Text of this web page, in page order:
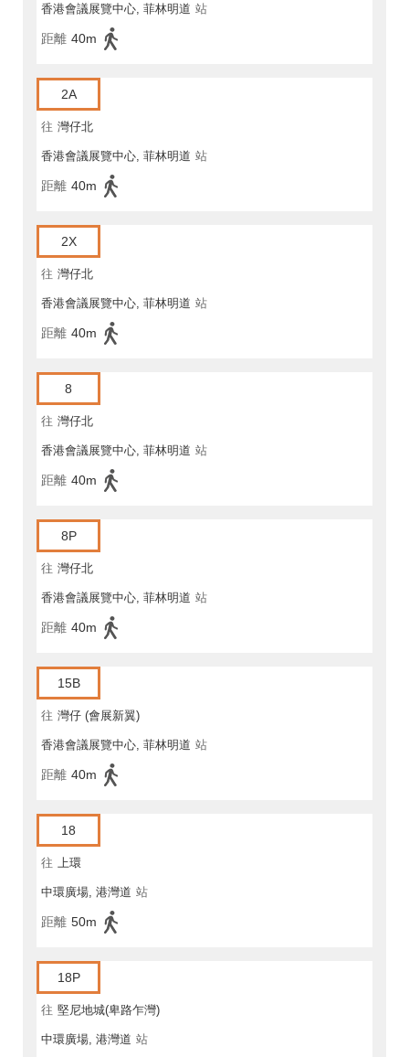
香港會議展覽中心, 菲林明道 站
距離 40m
2A
往 灣仔北
香港會議展覽中心, 菲林明道 站
距離 40m
2X
往 灣仔北
香港會議展覽中心, 菲林明道 站
距離 40m
8
往 灣仔北
香港會議展覽中心, 菲林明道 站
距離 40m
8P
往 灣仔北
香港會議展覽中心, 菲林明道 站
距離 40m
15B
往 灣仔 (會展新翼)
香港會議展覽中心, 菲林明道 站
距離 40m
18
往 上環
中環廣場, 港灣道 站
距離 50m
18P
往 堅尼地城(卑路乍灣)
中環廣場, 港灣道 站